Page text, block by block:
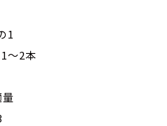
1
～2本
量